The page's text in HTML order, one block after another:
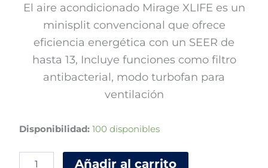
El aire acondicionado Mirage XLIFE es un
minisplit convencional que ofrece
eficiencia energética con un SEER de
hasta 13, Incluye funciones como filtro
antibacterial, modo turbofan para
ventilación
Disponibilidad: 100 disponibles
Mini
XLIFE
ConvencionalAñadir al carrito